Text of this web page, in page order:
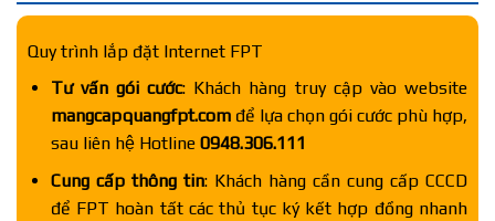
Quy trình lắp đặt Internet FPT
Tư vấn gói cước: Khách hàng truy cập vào website
mangcapquangfpt.comđể lựa chọn gói cước phù hợp,
sau liên hệ Hotline 0948.306.111
Cung cấp thông tin: Khách hàng cần cung cấp CCCD
để FPT hoàn tất các thủ tục ký kết hợp đồng nhanh